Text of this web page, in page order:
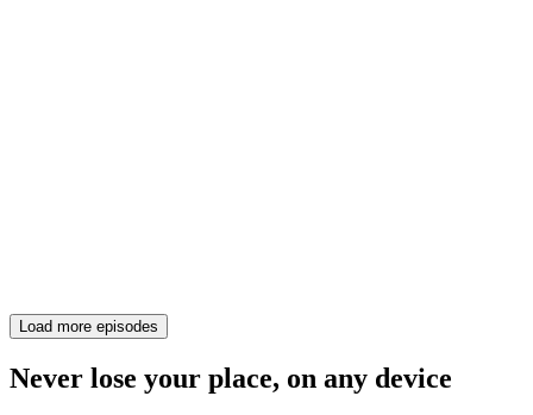
Load more episodes
Never lose your place, on any device